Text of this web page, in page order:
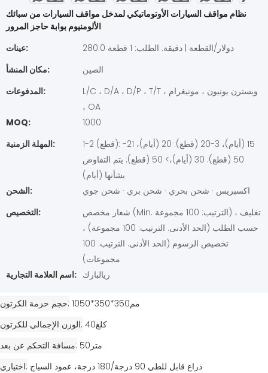
نظام مواقف السيارات الأوتوماتيكي لمدخل مواقف السيارات من سبائك
الألومنيوم بوابة حاجز المرور
عينات:
280.0 دولار/القطعة | دقيقة. الطلب: 1 قطعة
مكان المنشأ:
الصين
المدفوعات:
L/C ، D/A ، D/P ، T/T ، ويسترن يونيون ، مونيغرام
، OA
MOQ:
1000
المهلة الزمنية:
1-2 (قطع): 15 (أيام)، 3-20 (قطع): 20 (أيام)، 21-
50 (قطع): 30 (أيام)،> 50 (قطع): يتم التفاوض
بشأنها (أيام)
الشحن:
اكسبريس · شحن بحري · شحن بري · شحن جوي
التخصيص:
شعار مخصص (Min. الترتيب: 100 مجموعة) ، تغليف
حسب الطلب (الحد الأدنى. الترتيب: 100 مجموعة) ،
تخصيص الرسوم (الحد الأدنى. الترتيب: 100
مجموعات)
اسم العلامة التجارية: ريالبارك
حجم حزمة الكرتون
مم350*350*1050
الوزن الإجمالي للكرتون
كلغ40
مسافة التحكم عن بعد
متر50
اختياري
ذراع قابل للطي 90 درجة/180 درجة، عمود السياج